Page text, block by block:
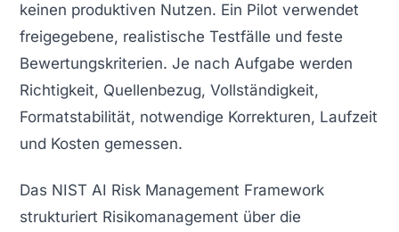
keinen produktiven Nutzen. Ein Pilot verwendet
freigegebene, realistische Testfälle und feste
Bewertungskriterien. Je nach Aufgabe werden
Richtigkeit, Quellenbezug, Vollständigkeit,
Formatstabilität, notwendige Korrekturen, Laufzeit
und Kosten gemessen.
Das NIST AI Risk Management Framework
strukturiert Risikomanagement über die